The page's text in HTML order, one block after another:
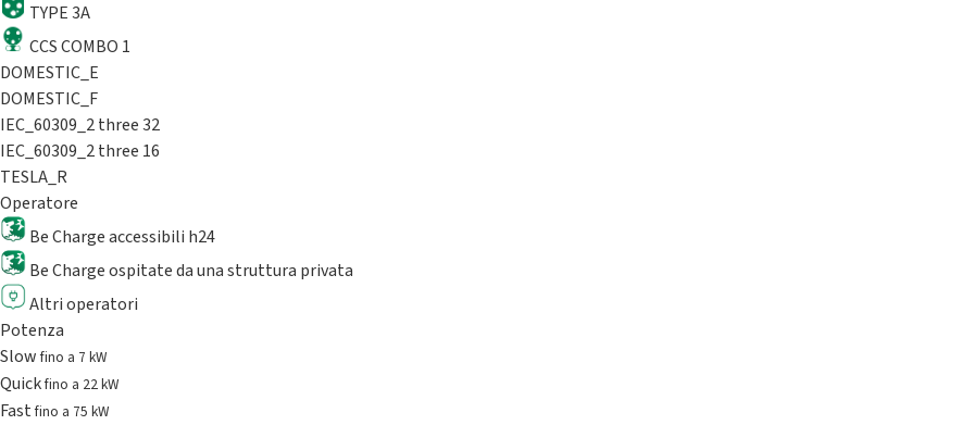
TYPE 3A
CCS COMBO 1
DOMESTIC_E
DOMESTIC_F
IEC_60309_2 three 32
IEC_60309_2 three 16
TESLA_R
Operatore
Be Charge accessibili h24
Be Charge ospitate da una struttura privata
Altri operatori
Potenza
Slowfino a 7 kW
Quickfino a 22 kW
Fastfino a 75 kW